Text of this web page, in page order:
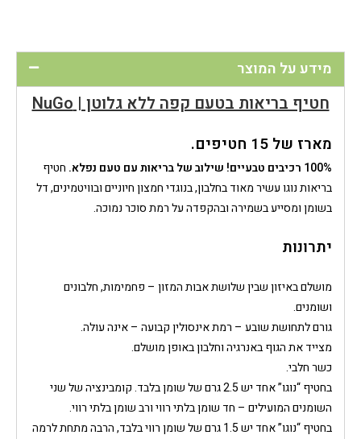
מידע על המוצר
חטיף בריאות בטעם קפה ללא גלוטן | NuGo
מארז של 15 חטיפים.
100% רכיבים טבעיים ! שילוב של בריאות עם טעם נפלא. חטיף
בריאות נוגועשיר מאוד בחלבון, בנוגדי חמצון חיוניים ובוויטמינים, דל
בשומן ומסייע בשמירה ובהקפדה על רמת סוכר נמוכה.
יתרונות
מושלם באיזון שבין שלושת אבות המזון – פחמימות, חלבונים
ושומנים.
גורם לתחושת שובע – רמת אינסולין קבועה – אינה עולה.
מצייד את הגוף באנרגיה וחלבון באופן מושלם.
כשר חלבי.
בחטיף “נוגו” אחד יש 2.5 גרם של שומן בלבד. קומבינציה של שני
השומנים המועילים – חד שומן בלתי רווי ורב שומן בלתי רווי.
בחטיף “נוגו” אחד יש 1.5 גרם של שומן רווי בלבד, הרבה מתחת לרמה